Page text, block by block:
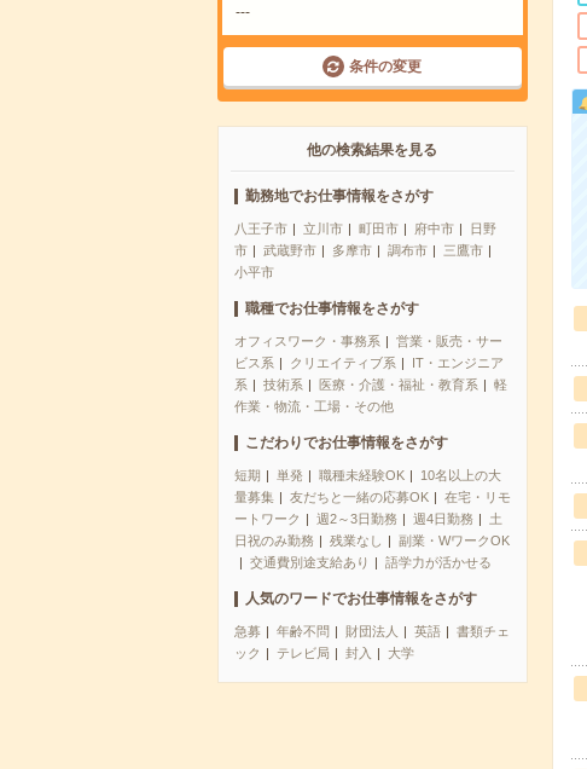
---
条件の変更
他の検索結果を見る
勤務地でお仕事情報をさがす
八王子市 立川市 町田市 府中市
日野
市
武蔵野市 多摩市 調布市
三鷹市
小平市
職種でお仕事情報をさがす
オフィスワーク・事務系
営業・販売・サー
ビス系
クリエイティブ系
IT・エンジニア
系
技術系 医療・介護・福祉・教育系
軽
作業・物流・工場・その他
こだわりでお仕事情報をさがす
短期 単発 職種未経験OK
10名以上の大
量募集
友だちと一緒の応募OK
在宅・リモ
ートワーク
週2～3日勤務 週4日勤務
土
日祝のみ勤務
残業なし
副業・WワークOK
交通費別途支給あり
語学力が活かせる
人気のワードでお仕事情報をさがす
急募 年齢不問 財団法人 英語
書類チェ
ック
テレビ局 封入 大学